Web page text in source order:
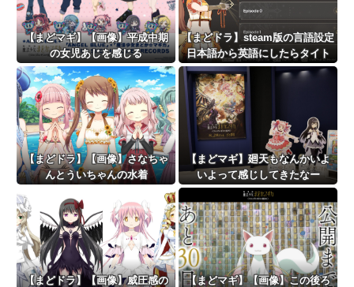
【まどマギ】【画像】平成中期
の女児あじを感じる
【まどドラ】steam版の言語設定
日本語から英語にしたらタイト
ル画面からゲーム内に入ること
ができなくなっちゃった
【まどドラ】【画像】さなちゃ
んとういちゃんの水着
【まどマギ】廻天もなんかいよ
いよって感じしてきたなー
【まどドラ】【画像】威圧感の
【まどマギ】【画像】この後ろ